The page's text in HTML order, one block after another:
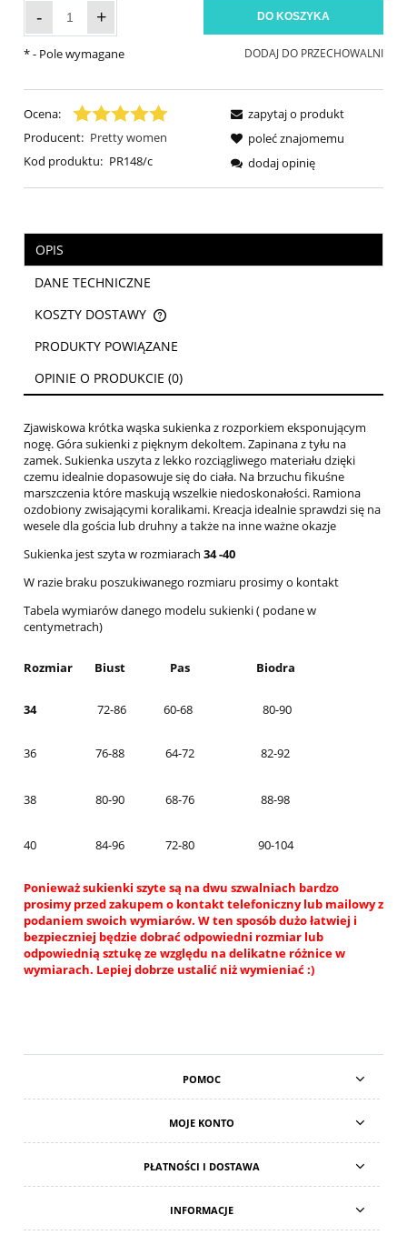
- + DO KOSZYKA
DODAJ DO PRZECHOWALNI
*- Pole wymagane
Ocena:
Producent: Pretty women
Kod produktu: PR148/c
zapytaj o produkt
poleć znajomemu
dodaj opinię
OPIS
DANE TECHNICZNE
KOSZTY DOSTAWY
CENA NIE ZAWIERA EWENTUALNYCH KOSZTÓW PŁATNOŚCI
PRODUKTY POWIĄZANE
OPINIE O PRODUKCIE (0)
Zjawiskowa krótka wąska sukienka z rozporkiem eksponującym
nogę. Góra sukienki z pięknym dekoltem. Zapinana z tyłu na
zamek. Sukienka uszyta z lekko rozciągliwego materiału dzięki
czemu idealnie dopasowuje się do ciała. Na brzuchu fikuśne
marszczenia które maskują wszelkie niedoskonałości. Ramiona
ozdobiony zwisającymi koralikami. Kreacja idealnie sprawdzi się na
wesele dla gościa lub druhny a także na inne ważne okazje
Sukienka jest szyta w rozmiarach 34 -40
W razie braku poszukiwanego rozmiaru prosimy o kontakt
Tabela wymiarów danego modelu sukienki ( podane w
centymetrach)
Rozmiar Biust Pas Biodra
34 72-86 60-68 80-90
36 76-88 64-72 82-92
38 80-90 68-76 88-98
40 84-96 72-80 90-104
Ponieważ sukienki szyte są na dwu szwalniach bardzo
prosimy przed zakupem o kontakt telefoniczny lub mailowy z
podaniem swoich wymiarów. W ten sposób dużo łatwiej i
bezpieczniej będzie dobrać odpowiedni rozmiar lub
odpowiednią sztukę ze względu na delikatne różnice w
wymiarach. Lepiej dobrze ustalić niż wymieniać :)
POMOC
MOJE KONTO
PŁATNOŚCI I DOSTAWA
INFORMACJE